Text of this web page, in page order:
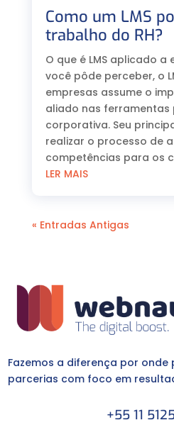
Como um LMS
trabalho do RH?
O que é LMS aplicado a
você pôde perceber, o
empresas assume o
aliado nas
corporativa. Seu
realizar o processo de
competências para os
LER MAIS
« Entradas Antigas
Fazemos a diferença por
parcerias com foco em
+55 11